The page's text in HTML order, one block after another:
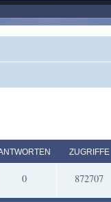
ZUGRIFFE
0A
n
872707Z
u